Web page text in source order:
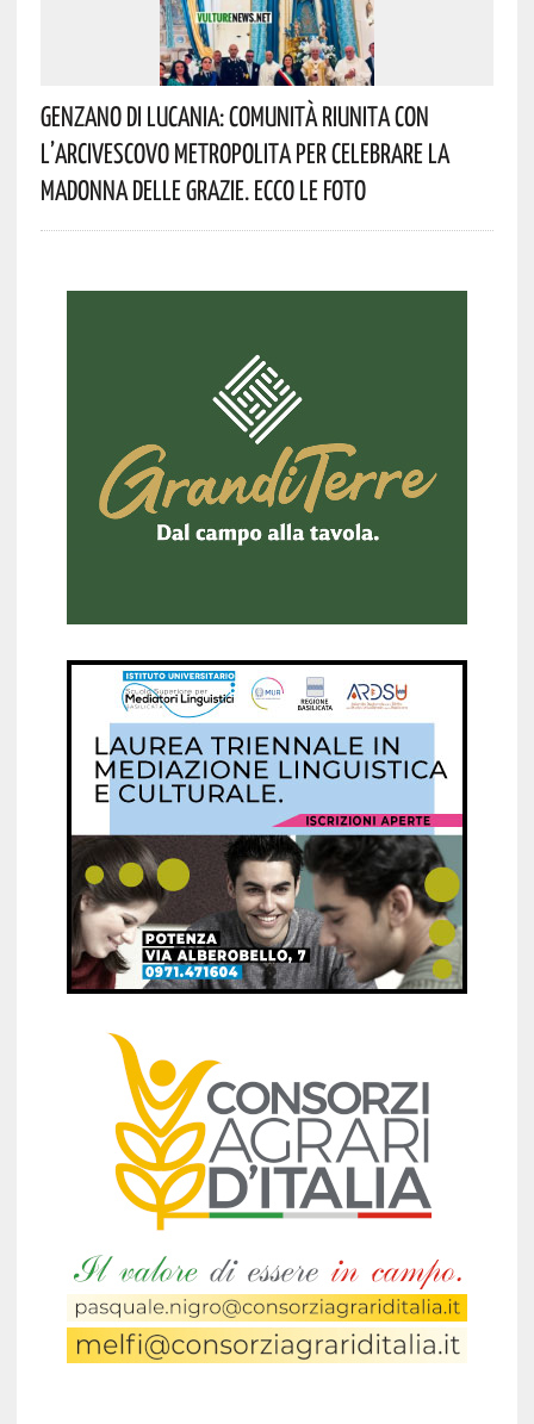
Genzano Di Lucania: Comunità Riunita Con
L’Arcivescovo Metropolita Per Celebrare La
Madonna Delle Grazie. Ecco Le Foto